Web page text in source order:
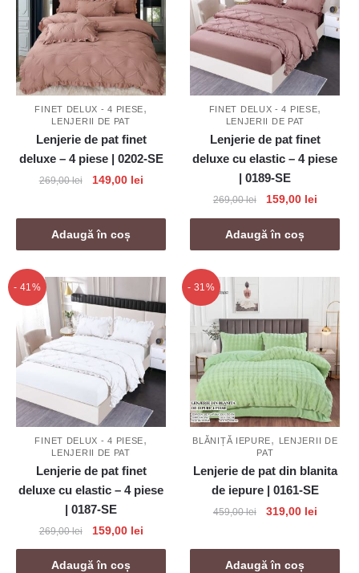
FINET DELUX - 4 PIESE,
LENJERII DE PAT
Lenjerie de pat finet
deluxe – 4 piese | 0202-SE
269,00lei
Prețul
fost:
269,00 lei.
149,00 leiPrețul
Adaugă în coș
FINET DELUX - 4 PIESE,
LENJERII DE PAT
Lenjerie de pat finet
deluxe cu elastic – 4 piese
| 0189-SE
269,00lei
Prețul
inițial
a
fost:
159,00 leiPrețul
curent
159,00
Adaugă în coș
- 41%
FINET DELUX - 4 PIESE,
LENJERII DE PAT
Lenjerie de pat finet
deluxe cu elastic – 4 piese
| 0187-SE
269,00lei
Prețul
inițial
a
159,00 leiPrețul
curent
Adaugă în coș
- 31%
BLĂNIȚĂ IEPURE,
LENJERII DE
PAT
Lenjerie de pat din blanita
de iepure | 0161-SE
459,00lei
Prețul
fost:
319,00 leiPrețul
Adaugă în coș